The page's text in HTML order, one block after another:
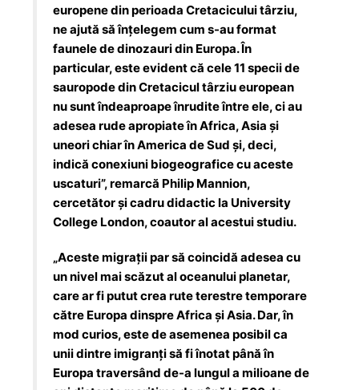
europene din perioada Cretacicului târziu,
ne ajută să înțelegem cum s-au format
faunele de dinozauri din Europa. În
particular, este evident că cele 11 specii de
sauropode din Cretacicul târziu european
nu sunt îndeaproape înrudite între ele, ci au
adesea rude apropiate în Africa, Asia și
uneori chiar în America de Sud și, deci,
indică conexiuni biogeografice cu aceste
uscaturi”, remarcă Philip Mannion,
cercetător și cadru didactic la University
College London, coautor al acestui studiu.
„Aceste migrații par să coincidă adesea cu
un nivel mai scăzut al oceanului planetar,
care ar fi putut crea rute terestre temporare
către Europa dinspre Africa și Asia. Dar, în
mod curios, este de asemenea posibil ca
unii dintre imigranți să fi înotat până în
Europa traversând de-a lungul a milioane de